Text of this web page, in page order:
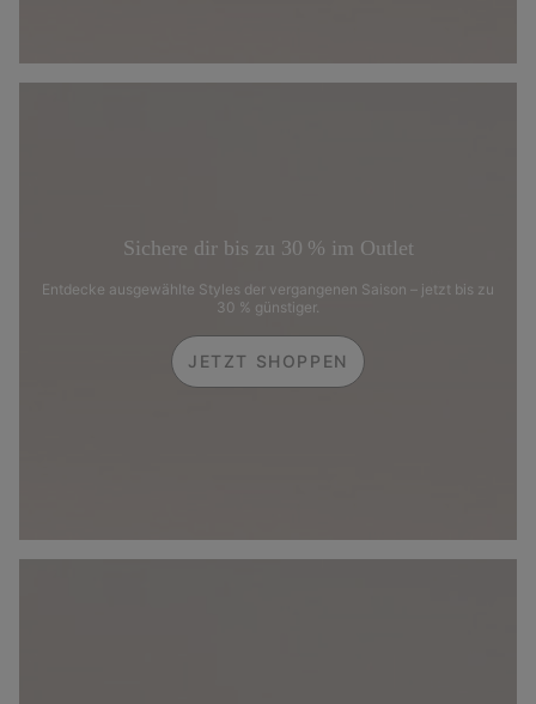
Sichere dir bis zu 30 % im Outlet
Entdecke ausgewählte Styles der vergangenen Saison – jetzt bis zu
30 % günstiger.
JETZT SHOPPEN